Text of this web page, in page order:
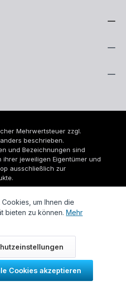
Mehrwertsteuer zzgl.
beschrieben.
und Bezeichnungen sind
jeweiligen Eigentümer und
ausschließlich zur
Unger Heizungs- und
um Ihnen die
bieten zu können. Mehr
Cookies akzeptieren